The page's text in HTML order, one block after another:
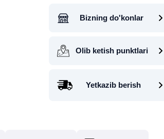
Bizning do'konlar
Olib ketish punktlari
Yetkazib berish